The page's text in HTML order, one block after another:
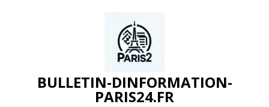
BULLETIN-DINFORMATION-
PARIS24.FR